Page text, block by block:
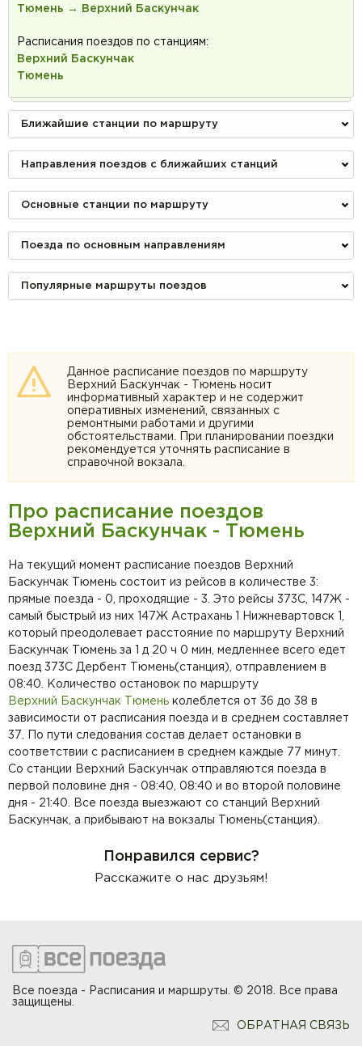
Понравился сервис?
Расскажите о нас друзьям!
Данное расписание поездов по маршруту
Верхний Баскунчак - Тюмень носит
информативный характер и не содержит
оперативных изменений, связанных с
ремонтными работами и другими
обстоятельствами. При планировании поездки
рекомендуется уточнять расписание в
справочной вокзала.
Про расписание поездов
Верхний Баскунчак - Тюмень
На текущий момент расписание поездов Верхний
Баскунчак Тюмень состоит из рейсов в количестве 3:
прямые поезда - 0, проходящие - 3. Это рейсы 373С, 147Ж -
самый быстрый из них 147Ж Астрахань 1 Нижневартовск 1,
который преодолевает расстояние по маршруту Верхний
Баскунчак Тюмень за 1 д 20 ч 0 мин, медленнее всего едет
поезд 373С Дербент Тюмень(станция), отправлением в
08:40. Количество остановок по маршруту
Верхний Баскунчак
Тюмень колеблется от 36 до 38 в
зависимости от расписания поезда и в среднем составляет
37. По пути следования состав делает остановки в
соответствии с расписанием в среднем каждые 77 минут.
Со станции Верхний Баскунчак отправляются поезда в
первой половине дня - 08:40, 08:40 и во второй половине
дня - 21:40. Все поезда выезжают со станций Верхний
Баскунчак, а прибывают на вокзалы Тюмень(станция).
Тюмень → Верхний Баскунчак
Расписания поездов по станциям:
Верхний Баскунчак
Тюмень
Ближайшие станции по маршруту
Направления поездов с ближайших станций
Основные станции по маршруту
Поезда по основным направлениям
Популярные маршруты поездов
Все поезда - Расписания и маршруты. © 2018. Все права
защищены.
ОБРАТНАЯ СВЯЗЬ